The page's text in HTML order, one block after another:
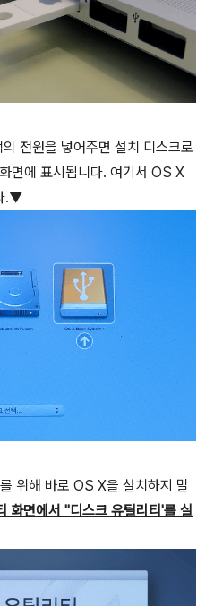
전원을 넣어주면 설치 디스크로
면에 표시됩니다. 여기서 OS X
.▼
위해 바로 OS X을 설치하지 말
화면에서 ''디스크 유틸리티'를 실